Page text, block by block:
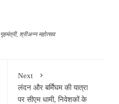
गृहमंत्री, श्रीअन्न महोत्सव
Next
लंदन और बर्मिंघम की यात्रा
पर सीएम धामी, निवेशकों के